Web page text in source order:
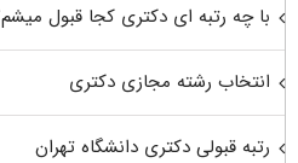
با چه رتبه ای دکتری کجا قبول
انتخاب رشته مجازی دکتری
رتبه قبولی دکتری دانشگاه تهران